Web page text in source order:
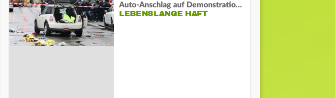
Auto-Anschlag auf Demonstration in München:
LEBENSLANGE HAFT